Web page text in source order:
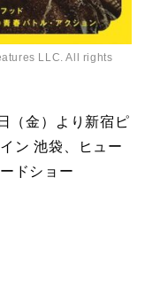
LLC. All rights
（金）より新宿ピ
ン 池袋、ヒュー
ドショー